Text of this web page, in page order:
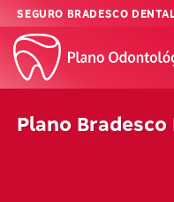
Skip
content
SEGURO BRADESCO
Plano